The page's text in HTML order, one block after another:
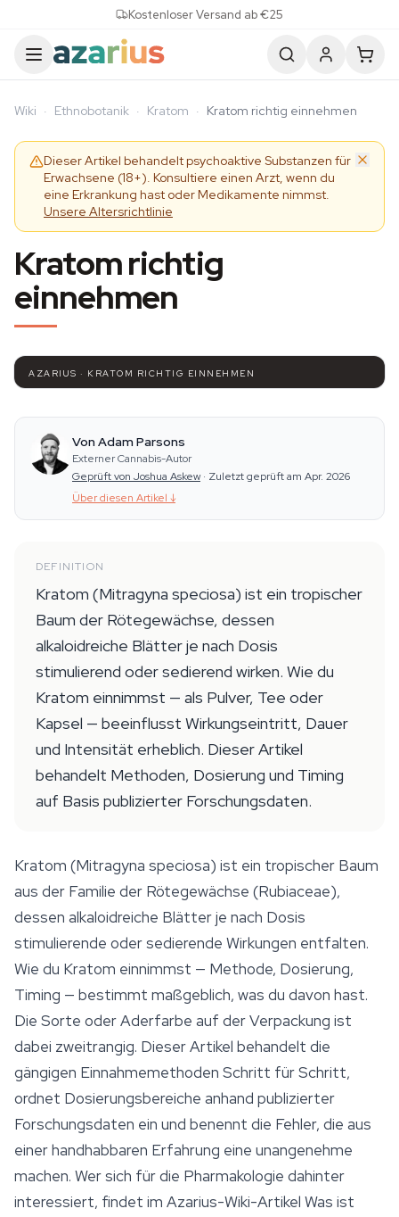
Kostenloser Versand ab €25
Wiki · Ethnobotanik · Kratom · Kratom richtig einnehmen
Dieser Artikel behandelt psychoaktive Substanzen für
Erwachsene (18+). Konsultiere einen Arzt, wenn du
eine Erkrankung hast oder Medikamente nimmst.
Unsere Altersrichtlinie
Kratom richtig
einnehmen
AZARIUS · KRATOM RICHTIG EINNEHMEN
Von Adam Parsons
Externer Cannabis-Autor
Geprüft von Joshua Askew · Zuletzt geprüft am Apr. 2026
Über diesen Artikel ↓
DEFINITION
Kratom (Mitragyna speciosa) ist ein tropischer
Baum der Rötegewächse, dessen
alkaloidreiche Blätter je nach Dosis
stimulierend oder sedierend wirken. Wie du
Kratom einnimmst — als Pulver, Tee oder
Kapsel — beeinflusst Wirkungseintritt, Dauer
und Intensität erheblich. Dieser Artikel
behandelt Methoden, Dosierung und Timing
auf Basis publizierter Forschungsdaten.
Kratom (Mitragyna speciosa) ist ein tropischer Baum
aus der Familie der Rötegewächse (Rubiaceae),
dessen alkaloidreiche Blätter je nach Dosis
stimulierende oder sedierende Wirkungen entfalten.
Wie du Kratom einnimmst — Methode, Dosierung,
Timing — bestimmt maßgeblich, was du davon hast.
Die Sorte oder Aderfarbe auf der Verpackung ist
dabei zweitrangig. Dieser Artikel behandelt die
gängigen Einnahmemethoden Schritt für Schritt,
ordnet Dosierungsbereiche anhand publizierter
Forschungsdaten ein und benennt die Fehler, die aus
einer handhabbaren Erfahrung eine unangenehme
machen. Wer sich für die Pharmakologie dahinter
interessiert, findet im Azarius-Wiki-Artikel Was ist